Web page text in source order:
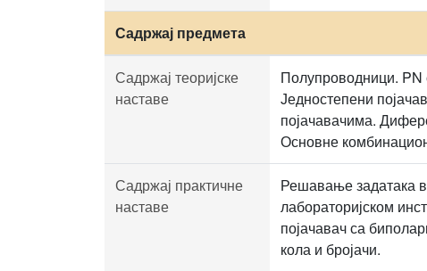
Садржај предмета
Садржај теоријске
наставе
Полупроводници.
Једностепени
појачавачима.
Основне
Садржај практичне
наставе
Решавање задатака
лабораторијском
појачавач са
кола и бројачи.